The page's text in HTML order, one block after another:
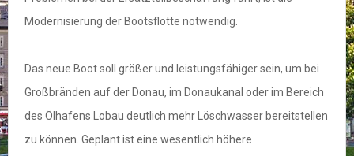
Modernisierung der Bootsflotte notwendig.
Das neue Boot soll größer und leistungsfähiger sein, um bei
Großbränden auf der Donau, im Donaukanal oder im Bereich
des Ölhafens Lobau deutlich mehr Löschwasser bereitstellen
zu können. Geplant ist eine wesentlich höhere